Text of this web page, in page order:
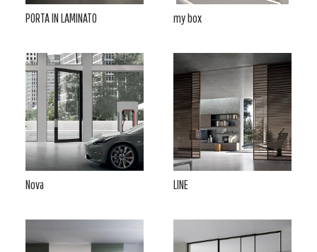
PORTA IN LAMINATO my box
Nova LINE